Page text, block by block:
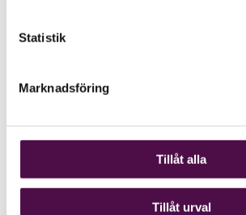
Statistik
Marknadsföring
Tillåt alla
Tillåt urval